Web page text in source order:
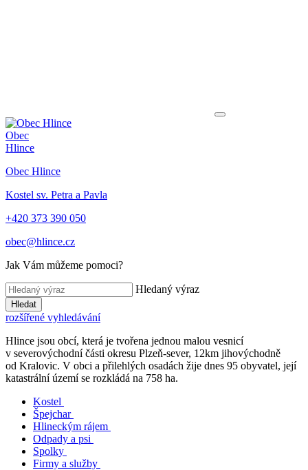
Obec
Hlince
Obec Hlince
Kostel sv. Petra a Pavla
+420 373 390 050
obec@hlince.cz
Jak Vám můžeme pomoci?
Hledaný výraz
Hledat
rozšířené vyhledávání
Hlince jsou obcí, která je tvořena jednou malou vesnicí
v severovýchodní části okresu Plzeň-sever, 12km jihovýchodně
od Kralovic. V obci a přilehlých osadách žije dnes 95 obyvatel, její
katastrální území se rozkládá na 758 ha.
Kostel
Špejchar
Hlineckým rájem
Odpady a psi
Spolky
Firmy a služby